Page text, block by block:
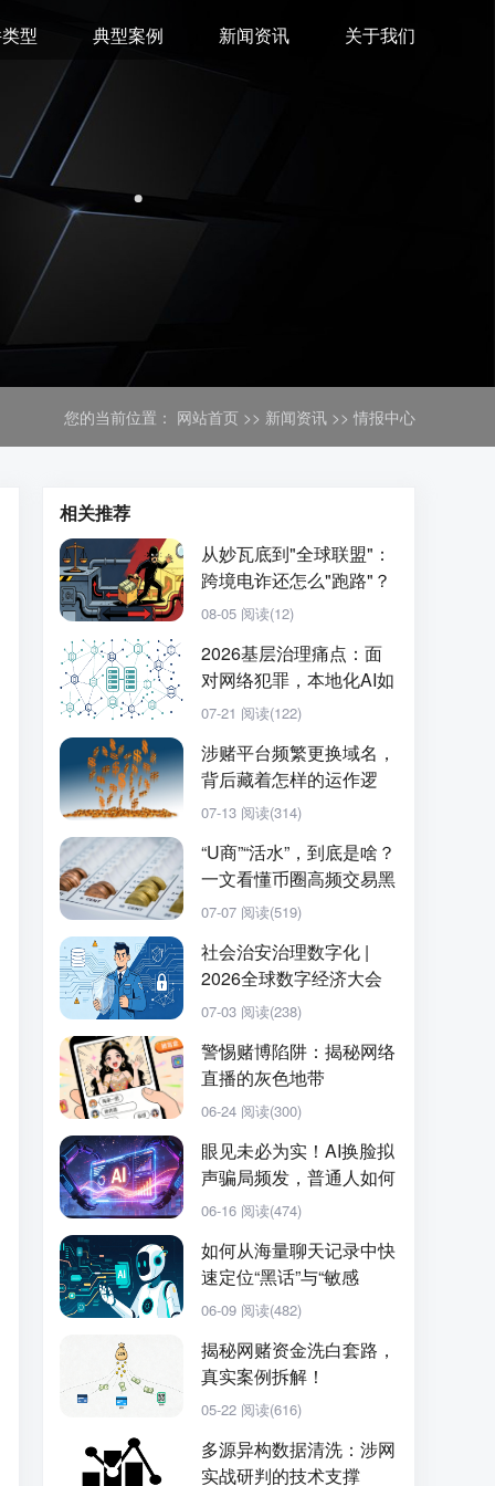
型 典型案例 新闻资讯 关于我们
您的当前位置： 网站首页 >> 新闻资讯 >> 情报中心
相关推荐
从妙瓦底到"全球联盟"：
跨境电诈还怎么"跑路"？
08-05 阅读(12)
2026基层治理痛点：面
对网络犯罪，本地化AI如
何实现提质增···
07-21 阅读(122)
涉赌平台频繁更换域名，
背后藏着怎样的运作逻
辑？
07-13 阅读(314)
“U商”“活水”，到底是啥？
一文看懂币圈高频交易黑
话
07-07 阅读(519)
社会治安治理数字化 |
2026全球数字经济大会
有哪些新方向···
07-03 阅读(238)
警惕赌博陷阱：揭秘网络
直播的灰色地带
06-24 阅读(300)
眼见未必为实！AI换脸拟
声骗局频发，普通人如何
防范？
06-16 阅读(474)
如何从海量聊天记录中快
速定位“黑话”与“敏感
词”？
06-09 阅读(482)
揭秘网赌资金洗白套路，
真实案例拆解！
05-22 阅读(616)
多源异构数据清洗：涉网
实战研判的技术支撑